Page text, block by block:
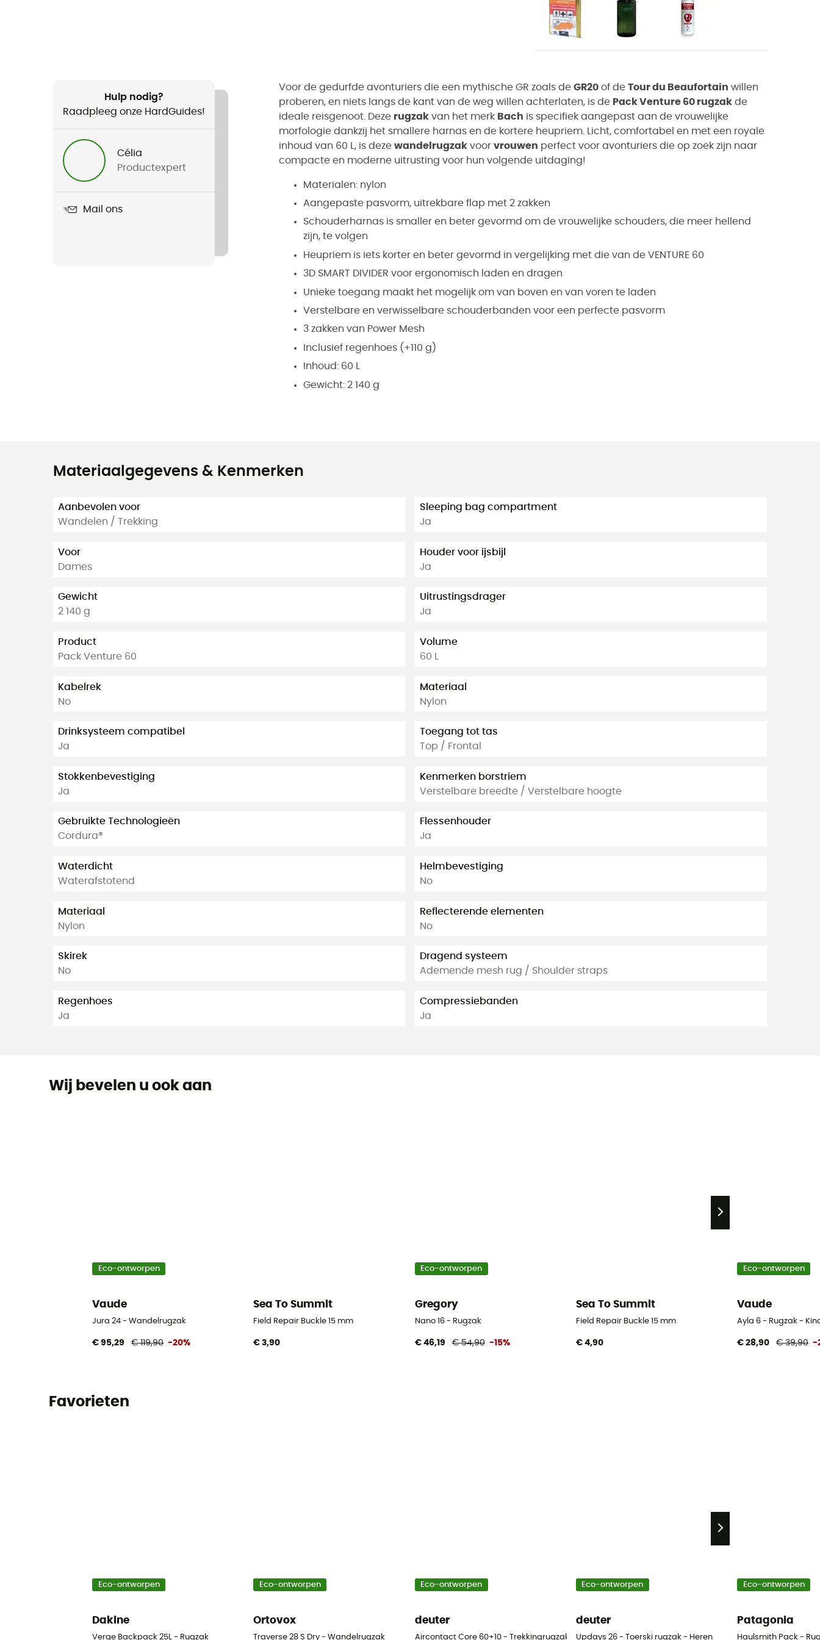
Hulp nodig?
Raadpleeg onze HardGuides!
Célia
Productexpert
Mail ons
Voor de gedurfde avonturiers die een mythische GR zoals de GR20 of de Tour du Beaufortain willen
proberen, en niets langs de kant van de weg willen achterlaten, is de Pack Venture 60 rugzak de
ideale reisgenoot. Deze rugzak van het merk Bach is specifiek aangepast aan de vrouwelijke
morfologie dankzij het smallere harnas en de kortere heupriem. Licht, comfortabel en met een royale
inhoud van 60 L, is deze wandelrugzak voor vrouwen perfect voor avonturiers die op zoek zijn naar
compacte en moderne uitrusting voor hun volgende uitdaging!
Materialen: nylon
Aangepaste pasvorm, uitrekbare flap met 2 zakken
Schouderharnas is smaller en beter gevormd om de vrouwelijke schouders, die meer hellend
zijn, te volgen
Heupriem is iets korter en beter gevormd in vergelijking met die van de VENTURE 60
3D SMART DIVIDER voor ergonomisch laden en dragen
Unieke toegang maakt het mogelijk om van boven en van voren te laden
Verstelbare en verwisselbare schouderbanden voor een perfecte pasvorm
3 zakken van Power Mesh
Inclusief regenhoes (+110 g)
Inhoud: 60 L
Gewicht: 2 140 g
Materiaalgegevens & Kenmerken
Aanbevolen voor
Wandelen / Trekking
Voor
Dames
Gewicht
2 140 g
Product
Pack Venture 60
Kabelrek
No
Drinksysteem compatibel
Ja
Stokkenbevestiging
Ja
Gebruikte Technologieën
Cordura®
Waterdicht
Waterafstotend
Materiaal
Nylon
Skirek
No
Regenhoes
Ja
Sleeping bag compartment
Ja
Houder voor ijsbijl
Ja
Uitrustingsdrager
Ja
Volume
60 L
Materiaal
Nylon
Toegang tot tas
Top / Frontal
Kenmerken borstriem
Verstelbare breedte / Verstelbare hoogte
Flessenhouder
Ja
Helmbevestiging
No
Reflecterende elementen
No
Dragend systeem
Ademende mesh rug / Shoulder straps
Compressiebanden
Ja
Wij bevelen u ook aan
Eco-ontworpen
Vaude
Jura 24 - Wandelrugzak
€ 95,29 € 119,90 -20%
Sea To Summit
Field Repair Buckle 15 mm
€ 3,90
Eco-ontworpen
Gregory
Nano 16 - Rugzak
€ 46,19 € 54,90 -15%
Sea To Summit
Field Repair Buckle 15 mm
€ 4,90
Eco-ontworpen
Vaude
Ayla 6 - Rugzak -
€ 28,90 € 39,90 -
Favorieten
Eco-ontworpen
Dakine
Verge Backpack 25L - Rugzak
Eco-ontworpen
Ortovox
Traverse 28 S Dry - Wandelrugzak
Eco-ontworpen
deuter
Aircontact Core 60+10 - Trekkingrugzak - Heren
Eco-ontworpen
deuter
Updays 26 - Toerski rugzak - Heren
Eco-ontworpen
Patagonia
Haulsmith Pack -